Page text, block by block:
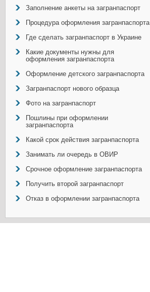
Заполнение анкеты на загранпаспорт
Процедура оформления загранпаспорта
Где сделать загранпаспорт в Украине
Какие документы нужны для
оформления загранпаспорта
Оформление детского загранпаспорта
Загранпаспорт нового образца
Фото на загранпаспорт
Пошлины при оформлении
загранпаспорта
Какой срок действия загранпаспорта
Занимать ли очередь в ОВИР
Срочное оформление загранпаспорта
Получить второй загранпаспорт
Отказ в оформлении загранпаспорта